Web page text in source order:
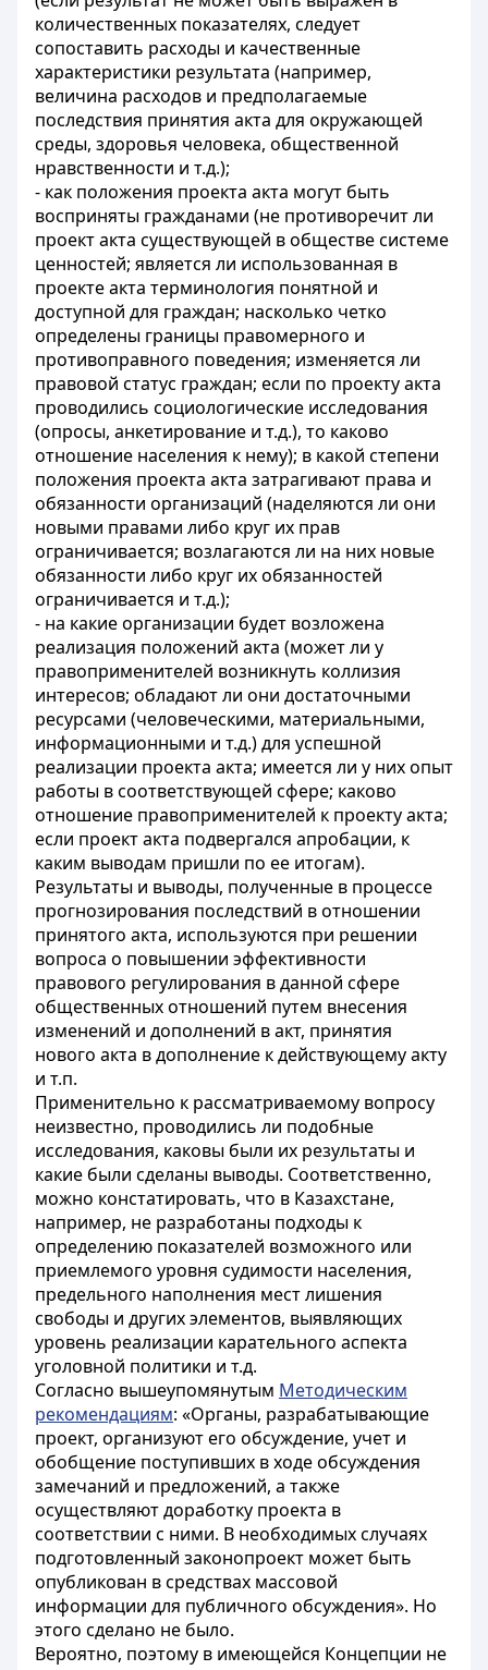
количественных показателях, следует
сопоставить расходы и качественные
характеристики результата (например,
величина расходов и предполагаемые
последствия принятия акта для окружающей
среды, здоровья человека, общественной
нравственности и т.д.);
- как положения проекта акта могут быть
восприняты гражданами (не противоречит ли
проект акта существующей в обществе системе
ценностей; является ли использованная в
проекте акта терминология понятной и
доступной для граждан; насколько четко
определены границы правомерного и
противоправного поведения; изменяется ли
правовой статус граждан; если по проекту акта
проводились социологические исследования
(опросы, анкетирование и т.д.), то каково
отношение населения к нему); в какой степени
положения проекта акта затрагивают права и
обязанности организаций (наделяются ли они
новыми правами либо круг их прав
ограничивается; возлагаются ли на них новые
обязанности либо круг их обязанностей
ограничивается и т.д.);
- на какие организации будет возложена
реализация положений акта (может ли у
правоприменителей возникнуть коллизия
интересов; обладают ли они достаточными
ресурсами (человеческими, материальными,
информационными и т.д.) для успешной
реализации проекта акта; имеется ли у них опыт
работы в соответствующей сфере; каково
отношение правоприменителей к проекту акта;
если проект акта подвергался апробации, к
каким выводам пришли по ее итогам).
Результаты и выводы, полученные в процессе
прогнозирования последствий в отношении
принятого акта, используются при решении
вопроса о повышении эффективности
правового регулирования в данной сфере
общественных отношений путем внесения
изменений и дополнений в акт, принятия
нового акта в дополнение к действующему акту
и т.п.
Применительно к рассматриваемому вопросу
неизвестно, проводились ли подобные
исследования, каковы были их результаты и
какие были сделаны выводы. Соответственно,
можно констатировать, что в Казахстане,
например, не разработаны подходы к
определению показателей возможного или
приемлемого уровня судимости населения,
предельного наполнения мест лишения
свободы и других элементов, выявляющих
уровень реализации карательного аспекта
уголовной политики и т.д.
Согласно вышеупомянутым Методическим
рекомендациям: «Органы, разрабатывающие
проект, организуют его обсуждение, учет и
обобщение поступивших в ходе обсуждения
замечаний и предложений, а также
осуществляют доработку проекта в
соответствии с ними. В необходимых случаях
подготовленный законопроект может быть
опубликован в средствах массовой
информации для публичного обсуждения». Но
этого сделано не было.
Вероятно, поэтому в имеющейся Концепции не